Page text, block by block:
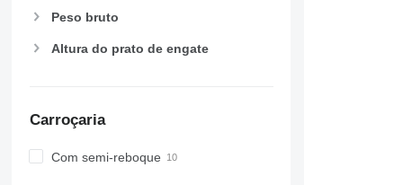
Peso bruto
Altura do prato de engate
Carroçaria
Com semi-reboque